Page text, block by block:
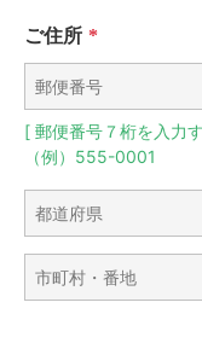
ご住所 *
[ 郵便番号７桁を入力
（例）555-0001